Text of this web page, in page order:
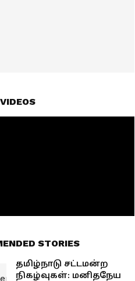
STORIES
தமிழ்நாடு சட்டமன்ற
நிகழ்வுகள்: மனிதநேய